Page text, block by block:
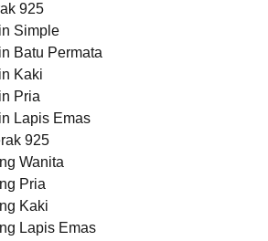
925
Simple
Batu Permata
Kaki
Pria
Lapis Emas
925
Wanita
Pria
Kaki
Lapis Emas